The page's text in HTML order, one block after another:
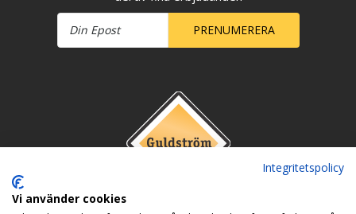
PRENUMERERA
Integritetspolicy
Vi använder cookies